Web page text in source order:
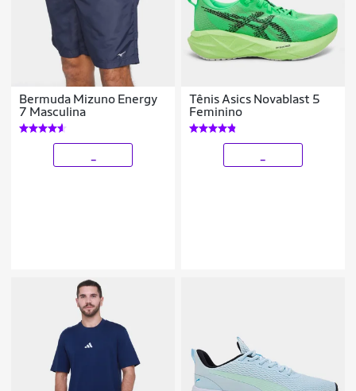
Bermuda Mizuno Energy
7 Masculina
Tênis Asics Novablast 5
Feminino